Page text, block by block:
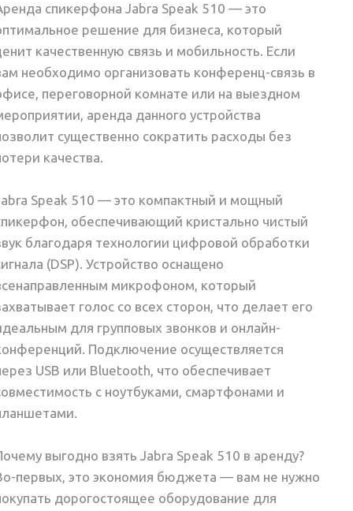
спикерфона Jabra Speak 510 — это
решение для бизнеса, который
качественную связь и мобильность. Если
необходимо организовать конференц-связь в
переговорной комнате или на выездном
аренда данного устройства
существенно сократить расходы без
качества.
Speak 510 — это компактный и мощный
обеспечивающий кристально чистый
благодаря технологии цифровой обработки
(DSP). Устройство оснащено
микрофоном, который
голос со всех сторон, что делает его
для групповых звонков и онлайн-
Подключение осуществляется
USB или Bluetooth, что обеспечивает
с ноутбуками, смартфонами и
выгодно взять Jabra Speak 510 в аренду?
первых, это экономия бюджета — вам не нужно
дорогостоящее оборудование для